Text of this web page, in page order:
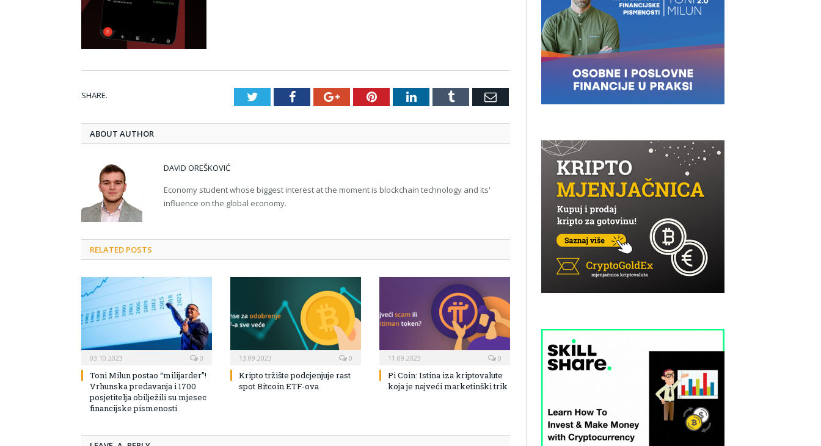
SHARE. TwitterFacebookGoogle+PinterestLinkedInTumblr Email
ABOUT AUTHOR
DAVID OREŠKOVIĆ
Economy student whose biggest interest at the moment is blockchain technology and its'
influence on the global economy.
RELATED POSTS
03.10.2023 0
Toni Milun postao “milijarder”!
Vrhunska predavanja i 1700
posjetitelja obilježili su mjesec
financijske pismenosti
13.09.2023 0
Kripto tržište podcjenjuje rast
spot Bitcoin ETF-ova
11.09.2023 0
Pi Coin: Istina iza kriptovalute
koja je najveći marketinški trik